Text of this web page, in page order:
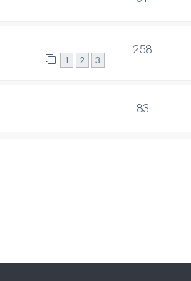
1 2 3
258
83